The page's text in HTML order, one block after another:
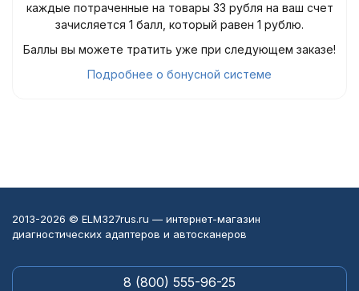
каждые потраченные на товары 33 рубля на ваш счет
зачисляется 1 балл, который равен 1 рублю.
Баллы вы можете тратить уже при следующем заказе!
Подробнее о бонусной системе
2013-2026 © ELM327rus.ru — интернет-магазин
диагностических адаптеров и автосканеров
8 (800) 555-96-25